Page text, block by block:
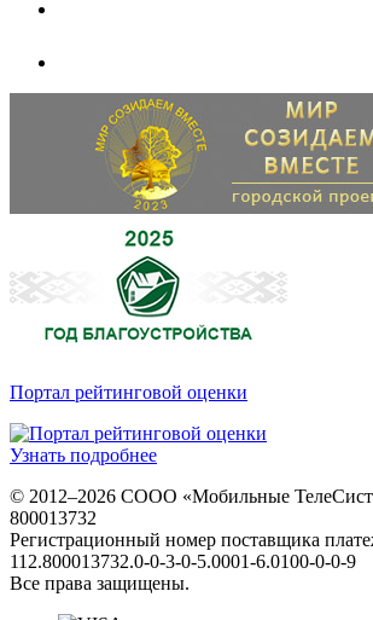
Портал рейтинговой оценки
Узнать подробнее
© 2012–2026 СООО «Мобильные
800013732
Регистрационный номер поставщика
112.800013732.0-0-3-0-5.0001-6.0100-0-0-9
Все права защищены.